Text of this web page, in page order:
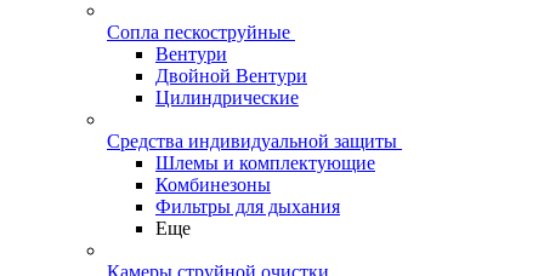
Сопла пескоструйные
Вентури
Двойной Вентури
Цилиндрические
Средства индивидуальной защиты
Шлемы и комплектующие
Комбинезоны
Фильтры для дыхания
Еще
Камеры струйной очистки